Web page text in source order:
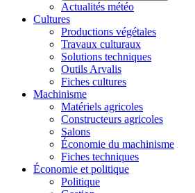
Actualités météo
Cultures
Productions végétales
Travaux culturaux
Solutions techniques
Outils Arvalis
Fiches cultures
Machinisme
Matériels agricoles
Constructeurs agricoles
Salons
Économie du machinisme
Fiches techniques
Économie et politique
Politique